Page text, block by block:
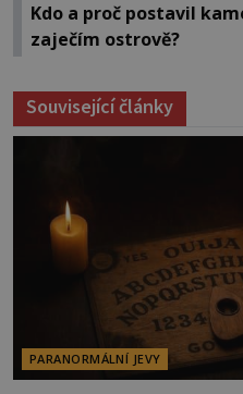
Kdo a proč postavil
zaječím ostrově?
Související články
PARANORMÁLNÍ JEVY